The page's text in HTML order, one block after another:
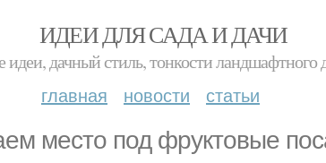
ИДЕИ ДЛЯ САДА И ДАЧИ
идеи, дачный стиль, тонкости ландшафтного
главная новости статьи
место под фруктовые